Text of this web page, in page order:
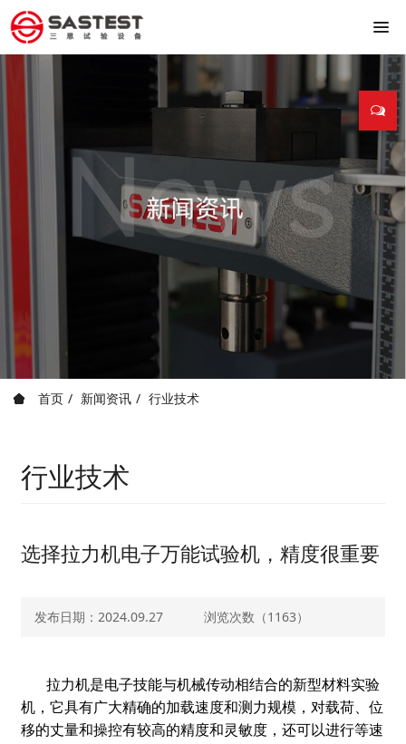
首页 新闻资讯 行业技术
行业技术
选择拉力机电子万能试验机，精度很重要
发布日期：2024.09.27 浏览次数（1163）
拉力机是电子技能与机械传动相结合的新型材料实验
机，它具有广大精确的加载速度和测力规模，对载荷、位
移的丈量和操控有较高的精度和灵敏度，还可以进行等速